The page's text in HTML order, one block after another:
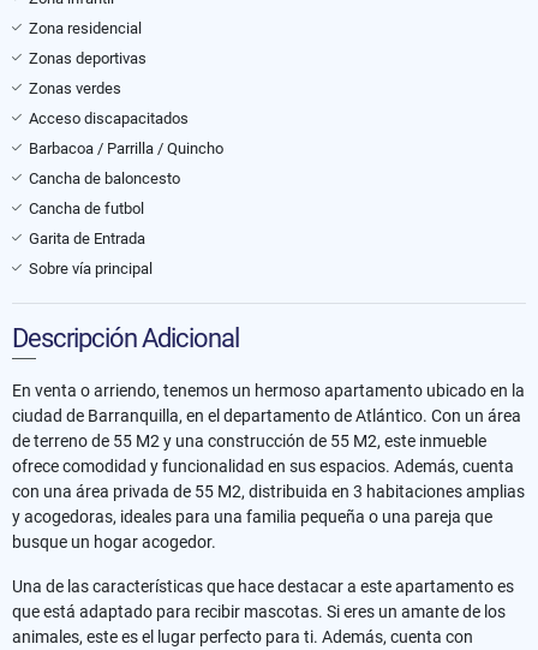
Zona residencial
Zonas deportivas
Zonas verdes
Acceso discapacitados
Barbacoa / Parrilla / Quincho
Cancha de baloncesto
Cancha de futbol
Garita de Entrada
Sobre vía principal
Descripción Adicional
En venta o arriendo, tenemos un hermoso apartamento ubicado en la
ciudad de Barranquilla, en el departamento de Atlántico. Con un área
de terreno de 55 M2 y una construcción de 55 M2, este inmueble
ofrece comodidad y funcionalidad en sus espacios. Además, cuenta
con una área privada de 55 M2, distribuida en 3 habitaciones amplias
y acogedoras, ideales para una familia pequeña o una pareja que
busque un hogar acogedor.
Una de las características que hace destacar a este apartamento es
que está adaptado para recibir mascotas. Si eres un amante de los
animales, este es el lugar perfecto para ti. Además, cuenta con